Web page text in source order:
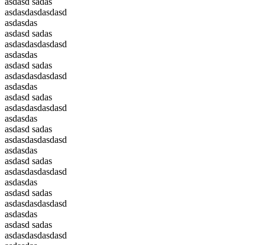
asdasdasdasdasd
asdasdas
asdasd sadas
asdasdasdasdasd
asdasdas
asdasd sadas
asdasdasdasdasd
asdasdas
asdasd sadas
asdasdasdasdasd
asdasdas
asdasd sadas
asdasdasdasdasd
asdasdas
asdasd sadas
asdasdasdasdasd
asdasdas
asdasd sadas
asdasdasdasdasd
asdasdas
asdasd sadas
asdasdasdasdasd